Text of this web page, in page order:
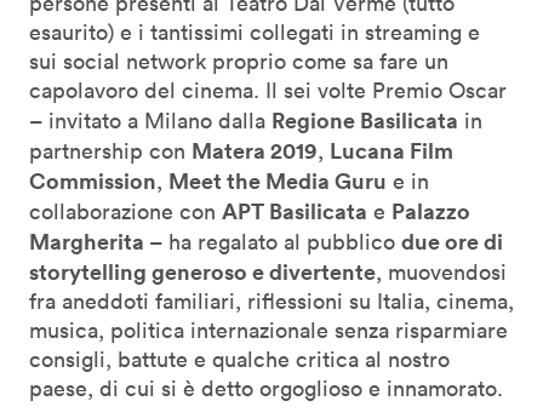
esaurito) e i tantissimi collegati in streaming e
sui social network proprio come sa fare un
capolavoro del cinema. Il sei volte Premio Oscar
– invitato a Milano dalla Regione Basilicata in
partnership con Matera 2019, Lucana Film
Commission, Meet the Media Guru e in
collaborazione con APT Basilicata e Palazzo
Margherita – ha regalato al pubblico due ore di
storytelling generoso e divertente, muovendosi
fra aneddoti familiari, riflessioni su Italia, cinema,
musica, politica internazionale senza risparmiare
consigli, battute e qualche critica al nostro
paese, di cui si è detto orgoglioso e innamorato.